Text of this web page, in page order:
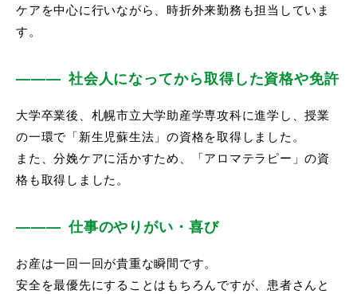
ケアを中心に行いながら、時折外来勤務も担当していま
す。
社会人になってから取得した資格や免許
大学卒業後、札幌市立大学助産学専攻科に進学し、授業
の一環で「新生児蘇生法」の資格を取得しました。
また、分娩ケアに活かすため、「アロマテラピー」の資
格も取得しました。
仕事のやりがい・喜び
お産は一回一回が貴重な瞬間です。
安全を最優先にすることはもちろんですが、患者さんと